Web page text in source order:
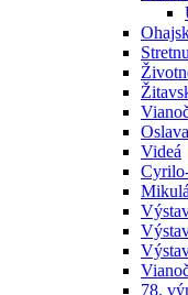
Videá
78.